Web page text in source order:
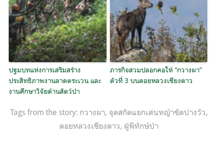
ปฐมบทแห่งการเสริมสร้าง
ประสิทธิภาพงานลาดตระเวน และ
งานศึกษาวิจัยด้านสัตว์ป่า
ภารกิจสวมปลอกคอให้ “กวางผา”
ตัวที่ 3 บนดอยหลวงเชียงดาว
Tags from the story: กวางผา, จุดสกัดแยกเด่นหญ้าขัดปางวัว,
ดอยหลวงเชียงดาว, ผู้พิทักษ์ป่า